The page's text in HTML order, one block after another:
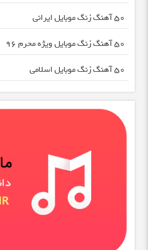
50 آهنگ زنگ موبایل ایرانی
50 آهنگ زنگ موبایل ویژه محرم 96
50 آهنگ زنگ موبایل اسلامی